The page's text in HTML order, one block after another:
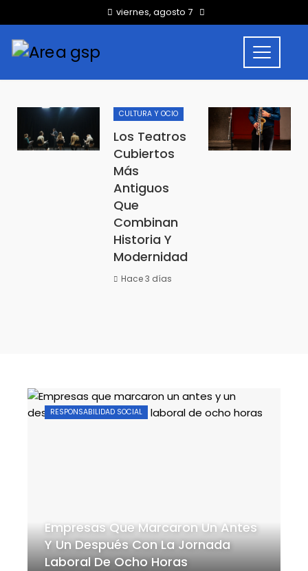
viernes, agosto 7
CULTURA Y OCIO
Los Teatros
Cubiertos
Más
Antiguos
Que
Combinan
Historia Y
Modernidad
Hace 3 días
RESPONSABILIDAD SOCIAL
Empresas Que Marcaron Un Antes
Y Un Después Con La Jornada
Laboral De Ocho Horas